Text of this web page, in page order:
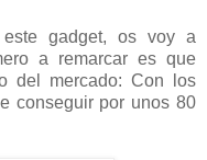
gadget, os voy a
a remarcar es que
del mercado: Con los
conseguir por unos 80